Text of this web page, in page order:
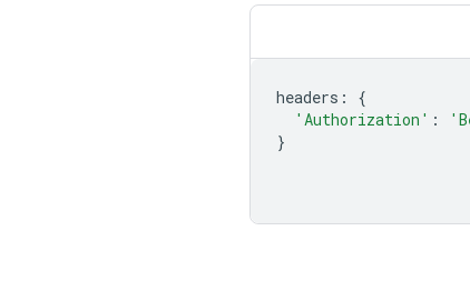
headers :
{
'Authorization' :
}